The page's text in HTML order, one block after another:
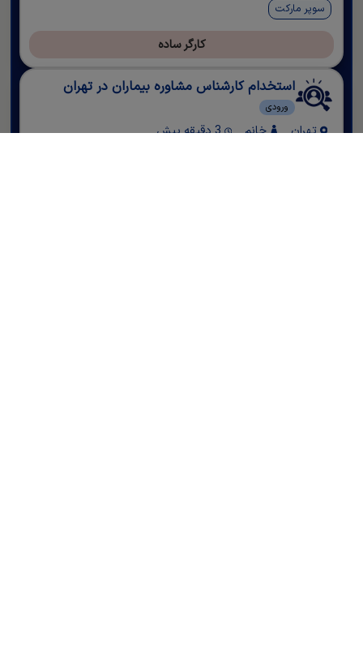
سوپر مارکت
کارگر ساده
استخدام کارشناس مشاوره بیماران در تهران
ورودی
تهران خانم 3 دقیقه پیش